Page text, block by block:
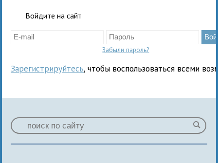
Войдите на сайт
Забыли пароль?
Зарегистрируйтесь, чтобы воспользоваться всеми